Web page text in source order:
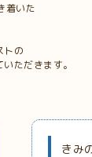
着いた
トの
ただきます。
きみ